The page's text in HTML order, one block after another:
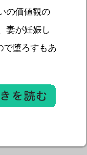
の価値観の
妻が妊娠し
で堕ろすもあ